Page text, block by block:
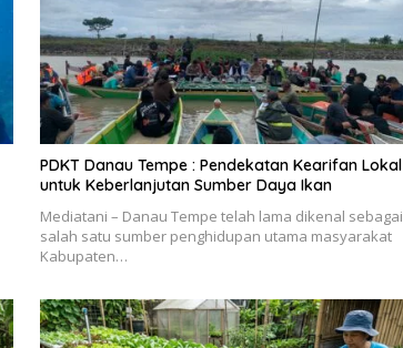
PDKT Danau Tempe : Pendekatan Kearifan Lokal
untuk Keberlanjutan Sumber Daya Ikan
Mediatani – Danau Tempe telah lama dikenal sebagai
salah satu sumber penghidupan utama masyarakat
Kabupaten…